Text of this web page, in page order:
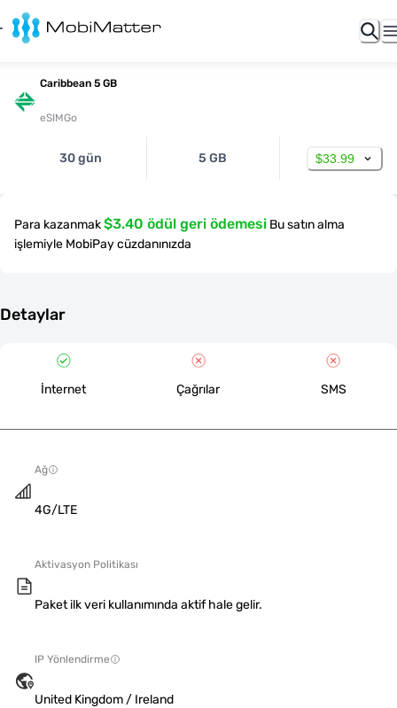
Caribbean 5 GB
eSIMGo
30 gün 5 GB $33.99
Para kazanmak$3.40 ödül geri ödemesi Bu satın alma
işlemiyle MobiPay cüzdanınızda
Detaylar
İnternet Çağrılar SMS
Ağ
4G/LTE
Aktivasyon Politikası
Paket ilk veri kullanımında aktif hale gelir.
IP Yönlendirme
United Kingdom / Ireland